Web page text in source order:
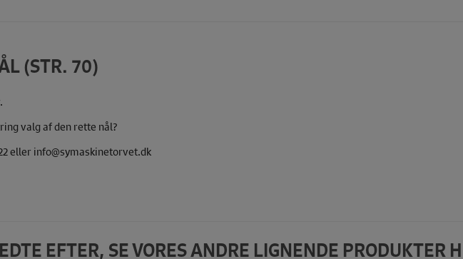
(STR. 70)
valg af den rette nål?
eller info@symaskinetorvet.dk
EFTER, SE VORES ANDRE LIGNENDE PRODUKTER